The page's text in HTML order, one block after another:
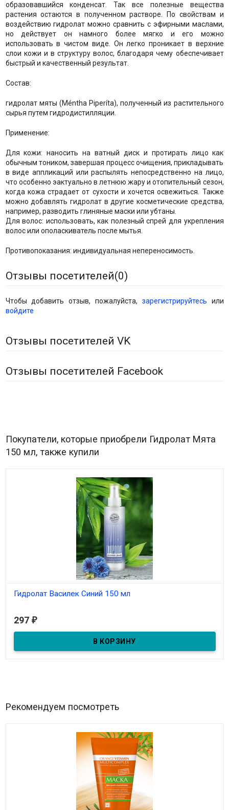
образовавшийся конденсат. Так все полезные вещества
растения остаются в полученном растворе. По свойствам и
воздействию гидролат можно сравнить с эфирными маслами,
но действует он намного более мягко и его можно
использовать в чистом виде. Он легко проникает в верхние
слои кожи и в структуру волос, благодаря чему обеспечивает
быстрый и качественный результат.
Состав:
гидролат мяты (Méntha Piperíta), полученный из растительного
сырья путем гидродистилляции.
Применение:
Для кожи: наносить на ватный диск и протирать лицо как
обычным тоником, завершая процесс очищения, прикладывать
в виде аппликаций или распылять непосредственно на лицо,
что особенно эактуально в летнюю жару и отопительный сезон,
когда кожа страдает от сухости и хочется освежиться. Также
можно добавлять гидролат в другие косметические средства,
например, разводить глиняные маски или убтаны.
Для волос: использовать, как полезный спрей для укрепления
волос или ополаскиватель после мытья.
Противопоказания: индивидуальная непереносимость.
Отзывы посетителей(0)
Чтобы добавить отзыв, пожалуйста, зарегистрируйтесь или
войдите
Отзывы посетителей VK
Отзывы посетителей Facebook
Покупатели, которые приобрели Гидролат Мята
150 мл, также купили
Гидролат Василек Синий 150 мл
297 ₽
Рекомендуем посмотреть